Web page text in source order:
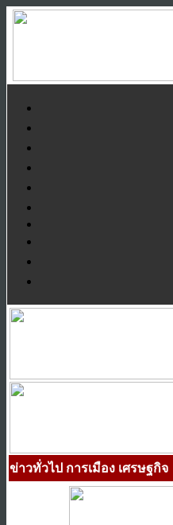
ข่าวทั่วไป การเมือง เศรษฐกิจ